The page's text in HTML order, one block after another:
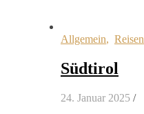
Allgemein, Reisen
Südtirol
24. Januar 2025 /